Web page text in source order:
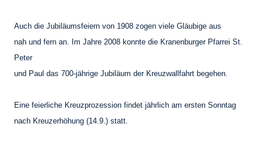
Auch die Jubiläumsfeiern von 1908 zogen viele Gläubige aus
nah und fern an. Im Jahre 2008 konnte die Kranenburger Pfarrei St.
Peter
und Paul das 700-jährige Jubiläum der Kreuzwallfahrt begehen.
Eine feierliche Kreuzprozession findet jährlich am ersten Sonntag
nach Kreuzerhöhung (14.9.) statt.